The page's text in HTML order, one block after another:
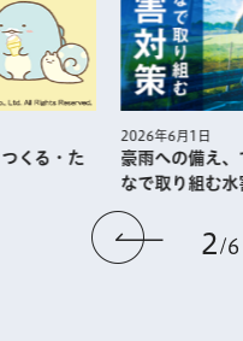
前
2 6
くる・た
2026年6月1日
豪雨への備え
なで取り組む水